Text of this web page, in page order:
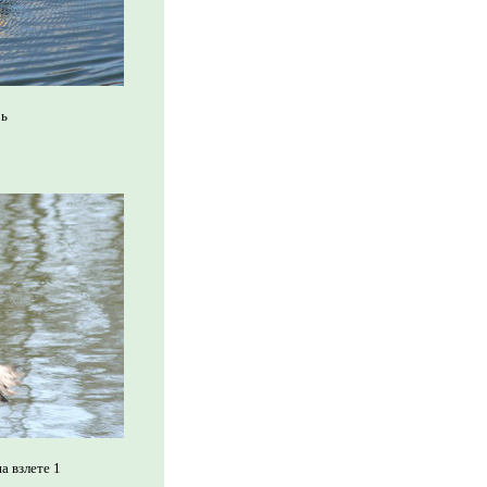
взлете 1